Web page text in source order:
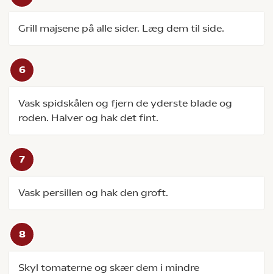
Grill majsene på alle sider. Læg dem til side.
Vask spidskålen og fjern de yderste blade og
roden. Halver og hak det fint.
Vask persillen og hak den groft.
Skyl tomaterne og skær dem i mindre